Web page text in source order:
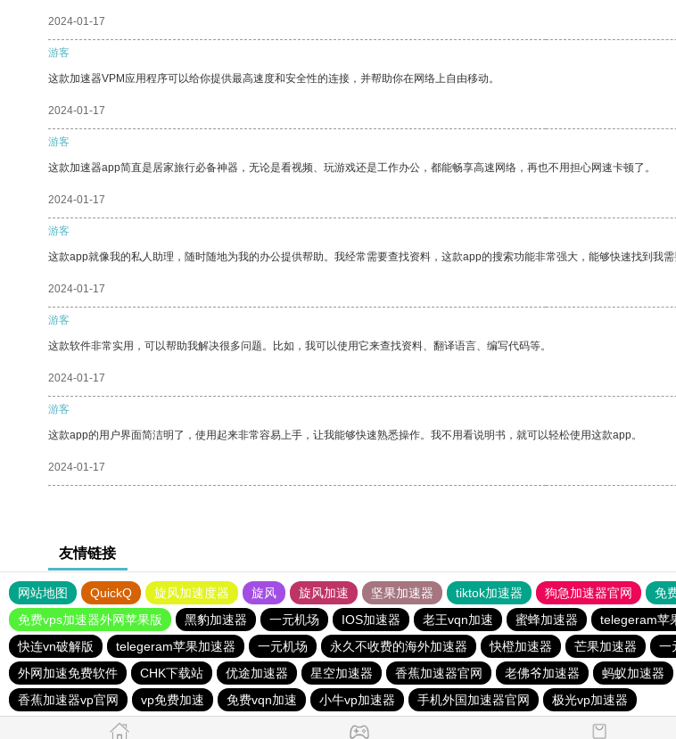
2024-01-17
游客
这款加速器VPM应用程序可以给你提供最高速度和安全性的连接，并帮助你在网络上自由移动。
2024-01-17
游客
这款加速器app简直是居家旅行必备神器，无论是看视频、玩游戏还是工作办公，都能畅享高速网络，再也不用担心网速卡顿了。
2024-01-17
游客
这款app就像我的私人助理，随时随地为我的办公提供帮助。我经常需要查找资料，这款app的搜索功能非常强大，能够快速找到我需
2024-01-17
游客
这款软件非常实用，可以帮助我解决很多问题。比如，我可以使用它来查找资料、翻译语言、编写代码等。
2024-01-17
游客
这款app的用户界面简洁明了，使用起来非常容易上手，让我能够快速熟悉操作。我不用看说明书，就可以轻松使用这款app。
2024-01-17
友情链接
网站地图 QuickQ 旋风加速度器 旋风 旋风加速 坚果加速器 tiktok加速器 狗急加速器官网 免
免费vps加速器外网苹果版
黑豹加速器 一元机场 IOS加速器 老王vqn加速 蜜蜂加速器 telegeram苹
快连vn破解版
telegeram苹果加速器 一元机场 永久不收费的海外加速器 快橙加速器 芒果加速器 一
外网加速免费软件
CHK下载站 优途加速器 星空加速器 香蕉加速器官网 老佛爷加速器 蚂蚁加速器
香蕉加速器vp官网
vp免费加速 免费vqn加速 小牛vp加速器 手机外国加速器官网 极光vp加速器